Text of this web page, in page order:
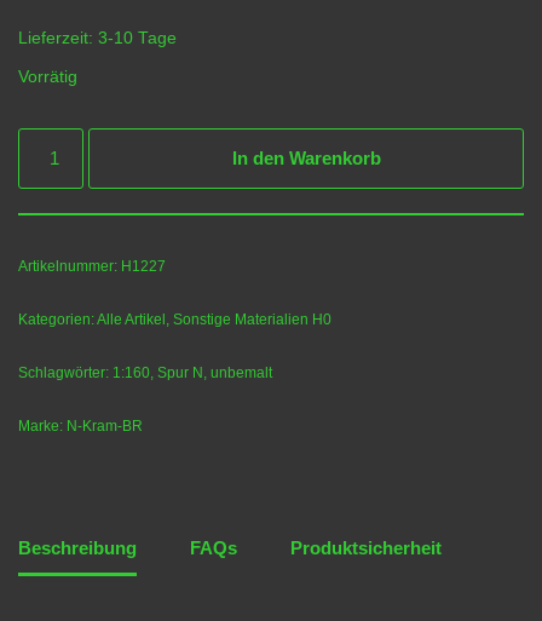
Lieferzeit: 3-10 Tage
Vorrätig
In den Warenkorb
Artikelnummer: H1227
Kategorien:Alle Artikel Sonstige Materialien H0
Schlagwörter: 1:160 Spur N unbemalt
Marke: N-Kram-BR
Beschreibung FAQs Produktsicherheit